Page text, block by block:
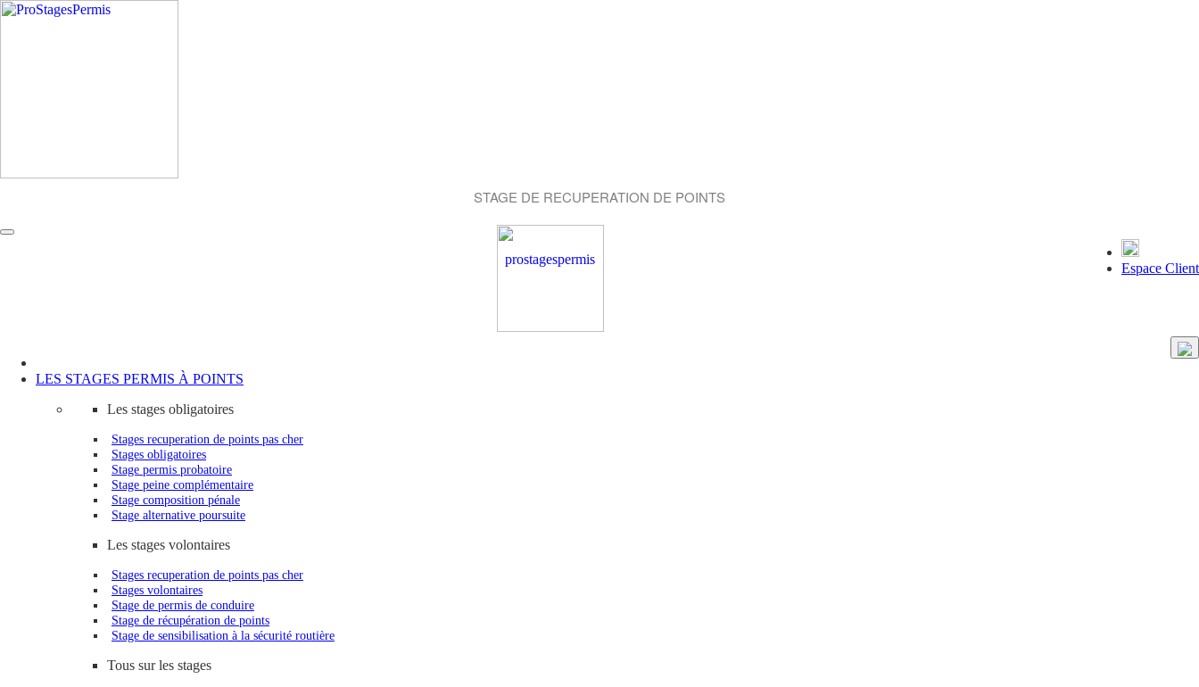
STAGE DE RECUPERATION DE POINTS
Espace Client
LES STAGES PERMIS À POINTS
Les stages obligatoires
Stages recuperation de points pas cher
Stages obligatoires
Stage permis probatoire
Stage peine complémentaire
Stage composition pénale
Stage alternative poursuite
Les stages volontaires
Stages recuperation de points pas cher
Stages volontaires
Stage de permis de conduire
Stage de récupération de points
Stage de sensibilisation à la sécurité routière
Tous sur les stages